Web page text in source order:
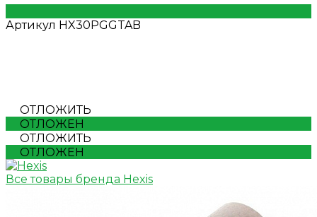
Артикул HX30PGGTAB
ОТЛОЖИТЬ
ОТЛОЖЕН
ОТЛОЖИТЬ
ОТЛОЖЕН
Все товары бренда Hexis